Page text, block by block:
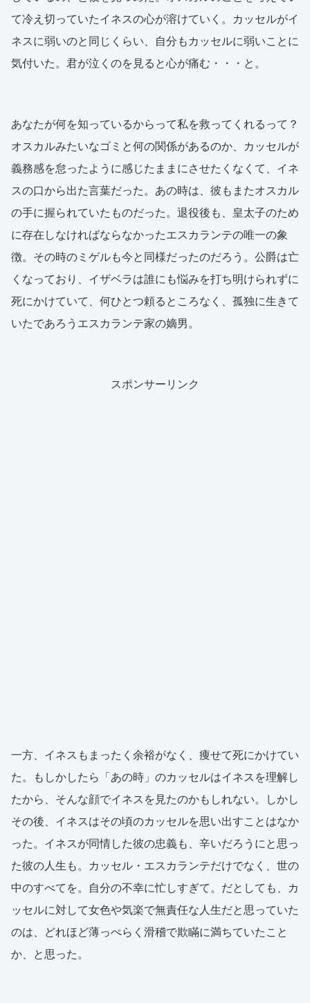
て冷え切っていたイネスの心が溶けていく。カッセルがイ
ネスに弱いのと同じくらい、自分もカッセルに弱いことに
気付いた。君が泣くのを見ると心が痛む・・・と。
あなたが何を知っているからって私を救ってくれるって？
オスカルみたいなゴミと何の関係があるのか、カッセルが
義務感を怠ったように感じたままにさせたくなくて、イネ
スの口から出た言葉だった。あの時は、彼もまたオスカル
の手に握られていたものだった。退役後も、皇太子のため
に存在しなければならなかったエスカランテの唯一の象
徴。その時のミゲルも今と同様だったのだろう。公爵は亡
くなっており、イザベラは誰にも悩みを打ち明けられずに
死にかけていて、何ひとつ頼るところなく、孤独に生きて
いたであろうエスカランテ家の嫡男。
スポンサーリンク
一方、イネスもまったく余裕がなく、痩せて死にかけてい
た。もしかしたら「あの時」のカッセルはイネスを理解し
たから、そんな顔でイネスを見たのかもしれない。しかし
その後、イネスはその頃のカッセルを思い出すことはなか
った。イネスが同情した彼の忠義も、辛いだろうにと思っ
た彼の人生も。カッセル・エスカランテだけでなく、世の
中のすべてを。自分の不幸に忙しすぎて。だとしても、カ
ッセルに対して女色や気楽で無責任な人生だと思っていた
のは、どれほど薄っぺらく滑稽で欺瞞に満ちていたこと
か、と思った。